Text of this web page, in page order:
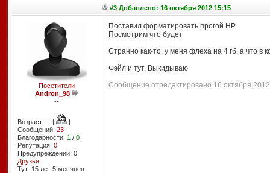
#3 Добавлено: 16 октября 2012 15:15
Посетители
Andron_98
--
Возраст: -- |
|
Сообщений: 23
Благодарности: 1 / 0
Репутация: 0
Предупреждений: 0
Друзья
Тут: 15 лет 5 месяцев
Поставил форматировать прогой HP
Посмотрим что будет
Странно как-то, у меня флеха на 4 гб, а что в
Фэйл и тут. Выкидываю
Сообщение отредактировано 16 октября